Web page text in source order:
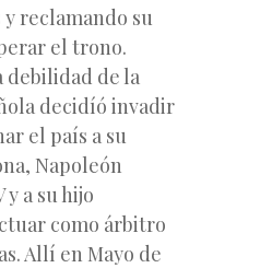
reclamando su
el trono.
debilidad de la
decidíó invadir
el país a su
Napoleón
y a su hijo
como árbitro
Allí en Mayo de